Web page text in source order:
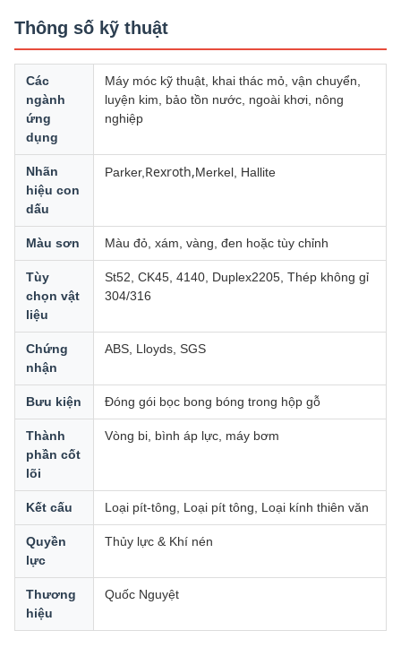
Thông số kỹ thuật
Các
ngành
ứng
dụng
Máy móc kỹ thuật, khai thác mỏ, vận chuyển,
luyện kim, bảo tồn nước, ngoài khơi, nông
nghiệp
Nhãn
hiệu con
dấu
Parker, Rexroth,Merkel, Hallite
Màu sơn Màu đỏ, xám, vàng, đen hoặc tùy chỉnh
Tùy
chọn vật
liệu
St52, CK45, 4140, Duplex2205, Thép không gỉ
304/316
Chứng
nhận
ABS, Lloyds, SGS
Bưu kiện Đóng gói bọc bong bóng trong hộp gỗ
Thành
phần cốt
lõi
Vòng bi, bình áp lực, máy bơm
Kết cấu Loại pít-tông, Loại pít tông, Loại kính thiên văn
Quyền
lực
Thủy lực & Khí nén
Thương
hiệu
Quốc Nguyệt